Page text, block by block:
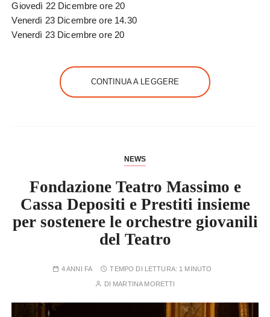
Giovedì 22 Dicembre ore 20
Venerdì 23 Dicembre ore 14.30
Venerdì 23 Dicembre ore 20
CONTINUA A LEGGERE
NEWS
Fondazione Teatro Massimo e
Cassa Depositi e Prestiti insieme
per sostenere le orchestre giovanili
del Teatro
4 ANNI FA TEMPO DI LETTURA: 1 MINUTO
DI MARTINA MORETTI